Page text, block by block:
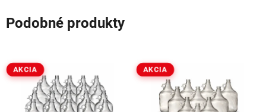
Podobné produkty
AKCIA AKCIA